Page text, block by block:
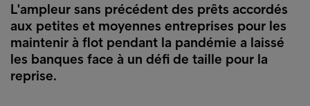
L'ampleur sans précédent des prêts accordés
aux petites et moyennes entreprises pour les
maintenir à flot pendant la pandémie a laissé
les banques face à un défi de taille pour la
reprise.